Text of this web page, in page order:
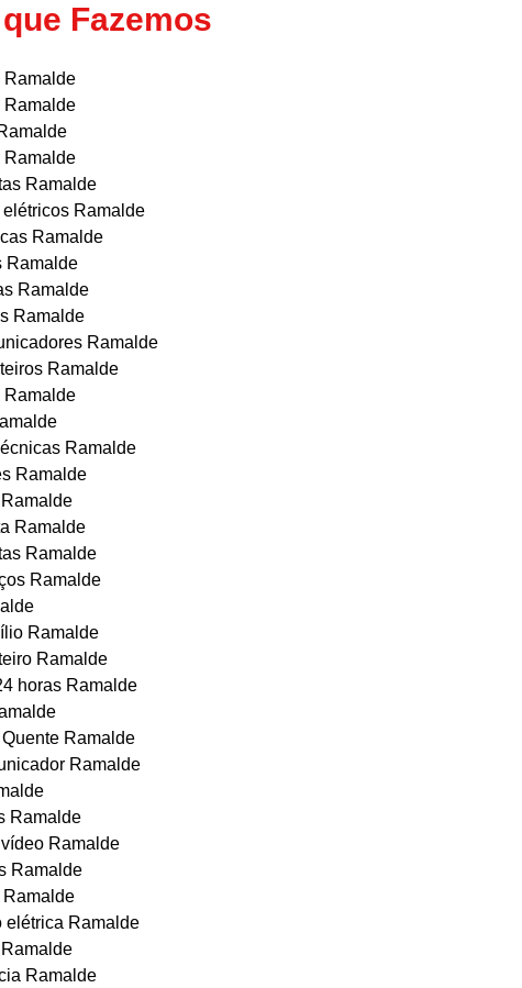
Fazemos
Ramalde
Ramalde
Ramalde
Ramalde
Ramalde
Ramalde
Ramalde
Ramalde
Ramalde
Ramalde
Ramalde
Ramalde
Ramalde
Ramalde
Ramalde
Ramalde
Ramalde
Ramalde
Ramalde
horas Ramalde
Ramalde
Ramalde
Ramalde
Ramalde
Ramalde
elétrica Ramalde
Ramalde